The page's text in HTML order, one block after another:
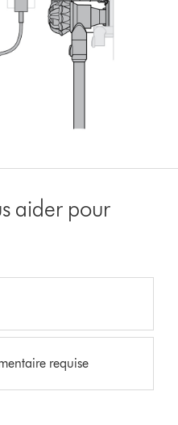
aider pour
requise